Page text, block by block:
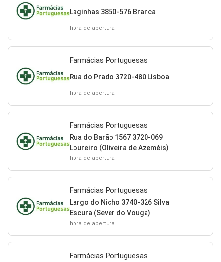
Laginhas 3850-576 Branca
hora de abertura
Farmácias Portuguesas
Rua do Prado 3720-480 Lisboa
hora de abertura
Farmácias Portuguesas
Rua do Barão 1567 3720-069
Loureiro (Oliveira de Azeméis)
hora de abertura
Farmácias Portuguesas
Largo do Nicho 3740-326 Silva
Escura (Sever do Vouga)
hora de abertura
Farmácias Portuguesas